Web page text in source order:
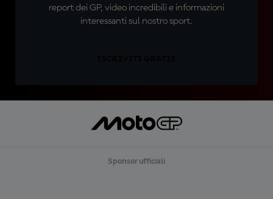
report dei GP, video incredibili e informazioni
interessanti sul nostro sport.
Sponsor ufficiali